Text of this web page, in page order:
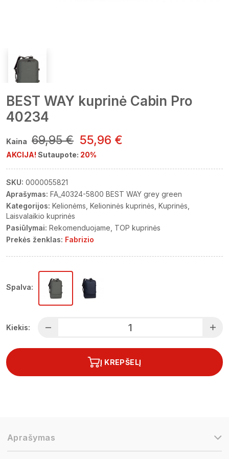
BEST WAY kuprinė Cabin Pro
40234
Kaina 69,95 € 55,96 €
AKCIJA! Sutaupote: 20%
SKU: 0000055821
Aprašymas: FA_40324-5800 BEST WAY grey green
Kategorijos: Kelionėms Kelioninės kuprinės Kuprinės
Laisvalaikio kuprinės
Pasiūlymai: Rekomenduojame TOP kuprinės
Prekės ženklas: Fabrizio
Spalva:
Kiekis:
Į KREPŠELĮ
Aprašymas